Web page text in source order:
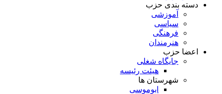
دسته بندی حزب
آموزشی
سیاسی
فرهنگی
هنرمندان
اعضا حزب
جایگاه شغلی
هیئت رئیسه
شهرستان ها
ابوموسی